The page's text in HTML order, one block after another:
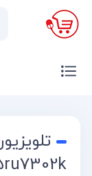
×
صفحه
صوتی و
تصویری